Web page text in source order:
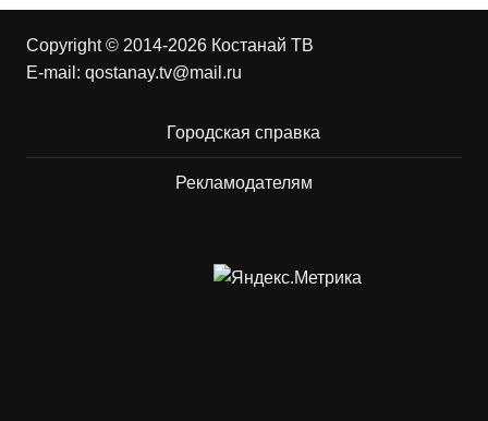
Copyright © 2014-2026 Костанай ТВ
E-mail: qostanay.tv@mail.ru
Городская справка
Рекламодателям